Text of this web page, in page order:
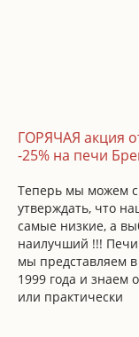
ГОРЯЧАЯ акция
-25% на печи
Теперь мы можем
утверждать, что
самые низкие, а
наилучший !!!
мы представляем в
1999 года и знаем
или практически